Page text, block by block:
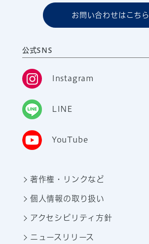
お問い合わせはこちら
公式SNS
Instagram
LINE
YouTube
著作権・リンクなど
個人情報の取り扱い
アクセシビリティ方針
ニュースリリース